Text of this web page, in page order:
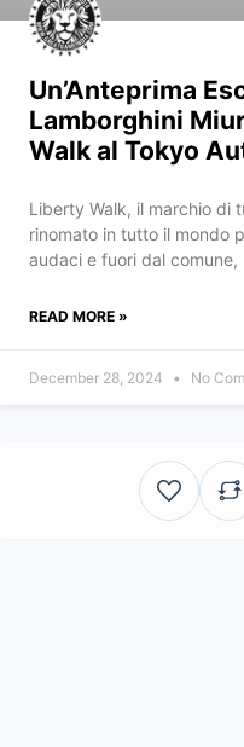
Un’Anteprima
Lamborghini
Walk al Tokyo
Liberty Walk, il marchio di
rinomato in tutto il mondo
audaci e fuori dal
READ MORE »
December 28, 2024 No